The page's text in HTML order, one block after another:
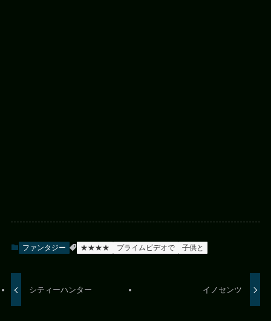
ファンタジー ★★★★ プライムビデオで 子供と
シティーハンター イノセンツ